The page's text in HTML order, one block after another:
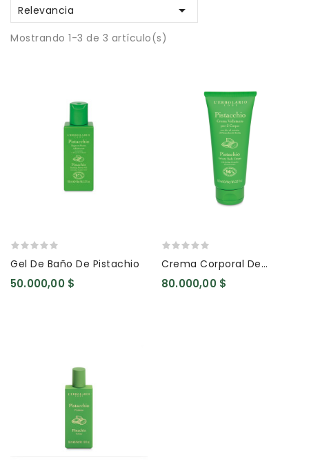
Relevancia 
Mostrando 1-3 de 3 artículo(s)
Gel De Baño De Pistachio
50.000,00 $
Crema Corporal De
Pistachio
80.000,00 $